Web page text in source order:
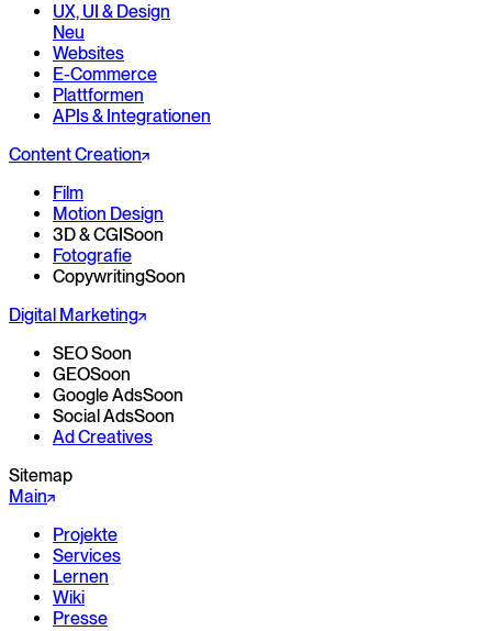
UX, UI & Design
Neu
Websites
E-Commerce
Plattformen
APIs & Integrationen
Content Creation
Film
Motion Design
3D & CGI Soon
Fotografie
CopywritingSoon
Digital Marketing
SEOSoon
GEOSoon
Google AdsSoon
Social AdsSoon
Ad Creatives
Sitemap
Main
Projekte
Services
Lernen
Wiki
Presse